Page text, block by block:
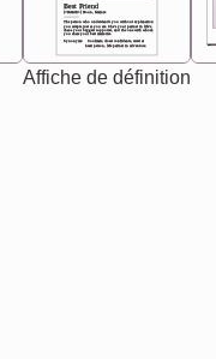
Best Friend
[<NAME>] Noun, feminie
Synonyms: Soulmate, closet confidante, sister at
heart person, life partner in adventure.
The person who understands you without explanation
you accepts just as you are. She's your partner in life's,
chaos your biggest supporter, and the one with whom
you share your best memories.
Affiche de définition